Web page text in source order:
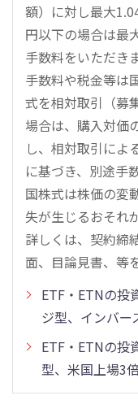
額）に対し最大
円以下の場合は最
手数料をいただき
手数料や税金等は
式を相対取引（募
場合は、購入対価
し、相対取引によ
に基づき、別途手
国株式は株価の変
失が生じるおそれ
詳しくは、契約締
面、目論見書、等
ETF・ETNの投
ジ型、インバー
ETF・ETNの投
型、米国上場3